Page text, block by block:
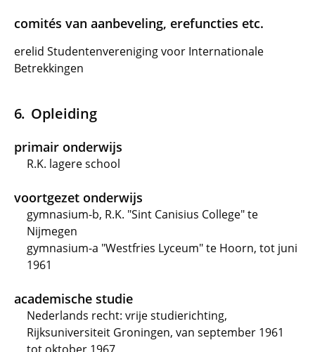
comités van aanbeveling, erefuncties etc.
erelid Studentenvereniging voor Internationale
Betrekkingen
Opleiding
primair onderwijs
R.K. lagere school
voortgezet onderwijs
gymnasium-b, R.K. "Sint Canisius College" te
Nijmegen
gymnasium-a "Westfries Lyceum" te Hoorn, tot juni
1961
academische studie
Nederlands recht: vrije studierichting,
Rijksuniversiteit Groningen, van september 1961